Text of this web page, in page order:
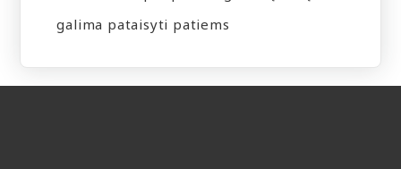
galima pataisyti patiems